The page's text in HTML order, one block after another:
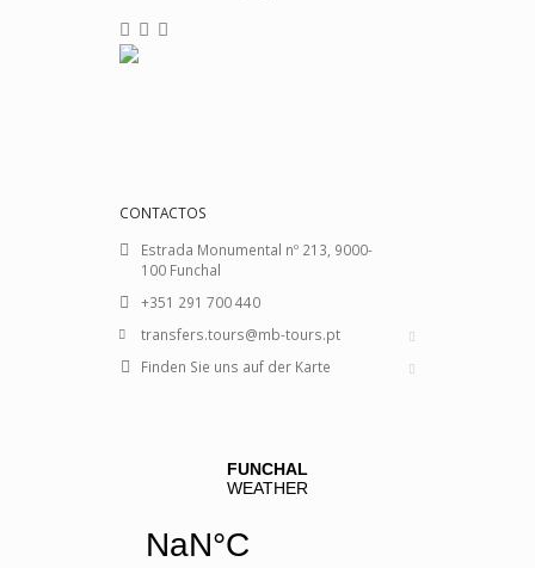
CONTACTOS
Estrada Monumental nº 213, 9000-
100 Funchal
+351 291 700 440
transfers.tours@mb-tours.pt
Finden Sie uns auf der Karte